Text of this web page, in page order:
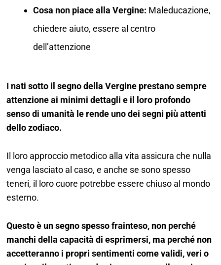
Cosa non piace alla Vergine: Maleducazione,
chiedere aiuto, essere al centro
dell’attenzione
I nati sotto il segno della Vergine prestano sempre
attenzione ai minimi dettagli e il loro profondo
senso di umanità le rende uno dei segni più attenti
dello zodiaco.
Il loro approccio metodico alla vita assicura che nulla
venga lasciato al caso, e anche se sono spesso
teneri, il loro cuore potrebbe essere chiuso al mondo
esterno.
Questo è un segno spesso frainteso, non perché
manchi della capacità di esprimersi, ma perché non
accetteranno i propri sentimenti come validi, veri o